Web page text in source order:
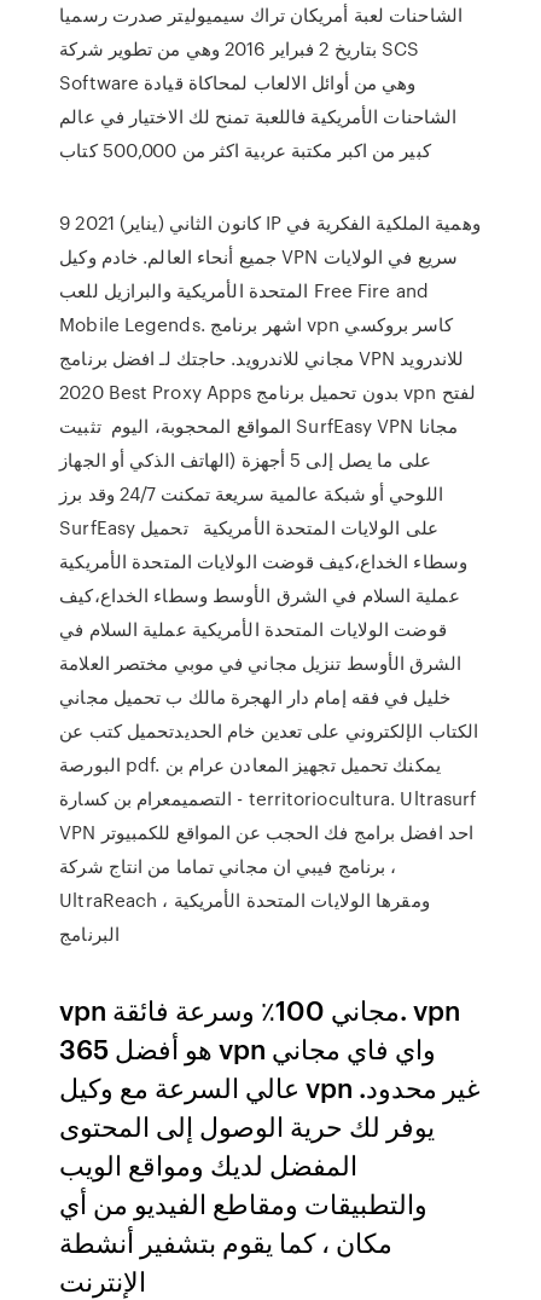
الشاحنات لعبة أمريكان تراك سيميوليتر صدرت رسميا
بتاريخ 2 فبراير 2016 وهي من تطوير شركة SCS
Software وهي من أوائل الالعاب لمحاكاة قيادة
الشاحنات الأمريكية فاللعبة تمنح لك الاختيار في عالم
كبير من اكبر مكتبة عربية اكثر من 500,000 كتاب
9 كانون الثاني (يناير) 2021 IP وهمية الملكية الفكرية في
جميع أنحاء العالم. خادم وكيل VPN سريع في الولايات
المتحدة الأمريكية والبرازيل للعب Free Fire and
Mobile Legends. اشهر برنامج vpn كاسر بروكسي
مجاني للاندرويد. حاجتك لـ افضل برنامج VPN للاندرويد
2020 Best Proxy Apps بدون تحميل برنامج vpn لفتح
المواقع المحجوبة، اليوم تثبيت SurfEasy VPN مجانا
على ما يصل إلى 5 أجهزة (الهاتف الذكي أو الجهاز
اللوحي أو شبكة عالمية سريعة تمكنت 24/7 وقد برز
SurfEasy على الولايات المتحدة الأمريكية تحميل
وسطاء الخداع،كيف قوضت الولايات المتحدة الأمريكية
عملية السلام في الشرق الأوسط وسطاء الخداع،كيف
قوضت الولايات المتحدة الأمريكية عملية السلام في
الشرق الأوسط تنزيل مجاني في موبي مختصر العلامة
خليل في فقه إمام دار الهجرة مالك ب تحميل مجاني
الكتاب الإلكتروني على تعدين خام الحديدتحميل كتب عن
البورصة pdf. يمكنك تحميل تجهيز المعادن عرام بن
التصميمعرام بن كسارة - territoriocultura. Ultrasurf
VPN احد افضل برامج فك الحجب عن المواقع للكمبيوتر
، برنامج فيبي ان مجاني تماما من انتاج شركة
UltraReach ومقرها الولايات المتحدة الأمريكية ،
vpn مجاني 100٪ وسرعة فائقة. vpn
365 هو أفضل vpn واي فاي مجاني
عالي السرعة مع وكيل vpn غير محدود.
يوفر لك حرية الوصول إلى المحتوى
المفضل لديك ومواقع الويب
والتطبيقات ومقاطع الفيديو من أي
مكان ، كما يقوم بتشفير أنشطة
الإنترنت